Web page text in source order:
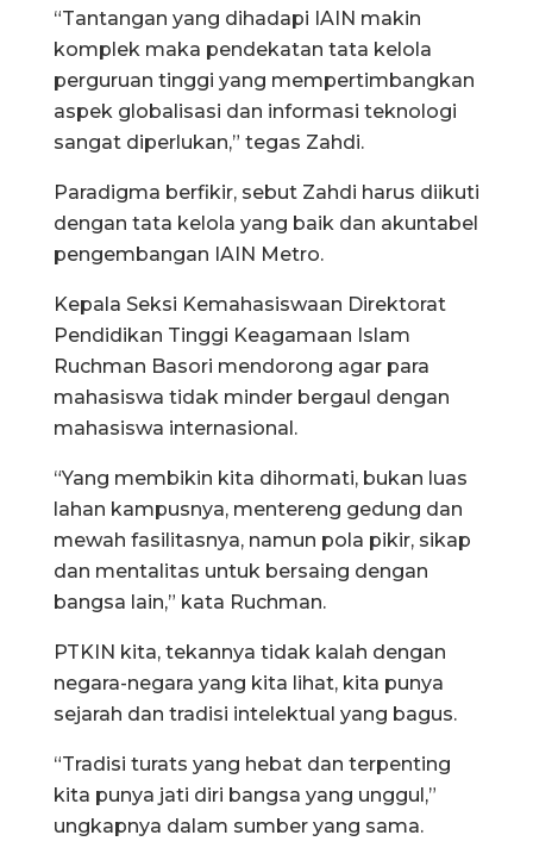
“Tantangan yang dihadapi IAIN makin
komplek maka pendekatan tata kelola
perguruan tinggi yang mempertimbangkan
aspek globalisasi dan informasi teknologi
sangat diperlukan,” tegas Zahdi.
Paradigma berfikir, sebut Zahdi harus diikuti
dengan tata kelola yang baik dan akuntabel
pengembangan IAIN Metro.
Kepala Seksi Kemahasiswaan Direktorat
Pendidikan Tinggi Keagamaan Islam
Ruchman Basori mendorong agar para
mahasiswa tidak minder bergaul dengan
mahasiswa internasional.
“Yang membikin kita dihormati, bukan luas
lahan kampusnya, mentereng gedung dan
mewah fasilitasnya, namun pola pikir, sikap
dan mentalitas untuk bersaing dengan
bangsa lain,” kata Ruchman.
PTKIN kita, tekannya tidak kalah dengan
negara-negara yang kita lihat, kita punya
sejarah dan tradisi intelektual yang bagus.
“Tradisi turats yang hebat dan terpenting
kita punya jati diri bangsa yang unggul,”
ungkapnya dalam sumber yang sama.